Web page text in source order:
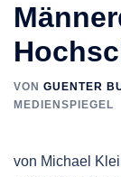
VON GUENTER
MEDIENSPIEGEL
von Michael